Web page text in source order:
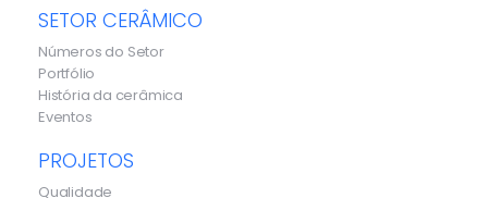
SETOR CERÂMICO
Números do Setor
Portfólio
História da cerâmica
Eventos
PROJETOS
Qualidade